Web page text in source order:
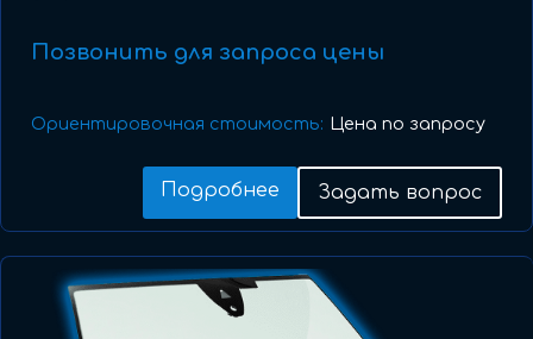
Позвонить для запроса цены
Ориентировочная стоимость: Цена по запросу
Подробнее Задать вопрос